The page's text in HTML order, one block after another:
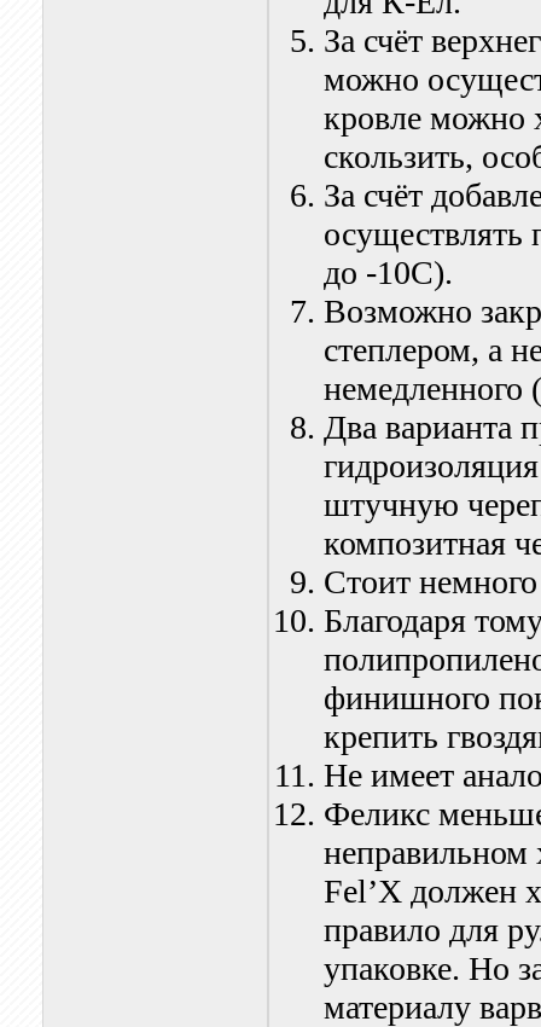
За счёт
можно
кровле можно
скользить,
За счёт
осуществлять
до -10С).
Возможно
степлером, а
немедленного
Два варианта
штучную
композитная
Стоит
Благодаря
финишного
крепить
Не имеет
Феликс
Fel’X должен
правило для
упаковке. Но
материалу